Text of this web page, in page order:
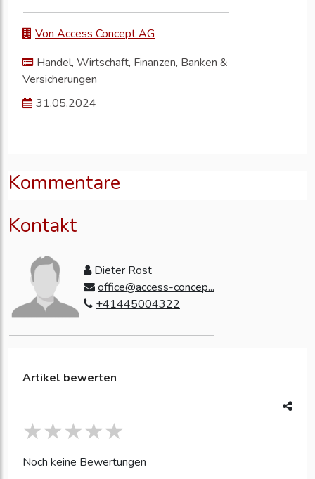
Von Access Concept AG
Handel, Wirtschaft, Finanzen, Banken &
Versicherungen
31.05.2024
Kommentare
Kontakt
Dieter Rost
office@access-concep...
+41445004322
Artikel bewerten
Noch keine Bewertungen